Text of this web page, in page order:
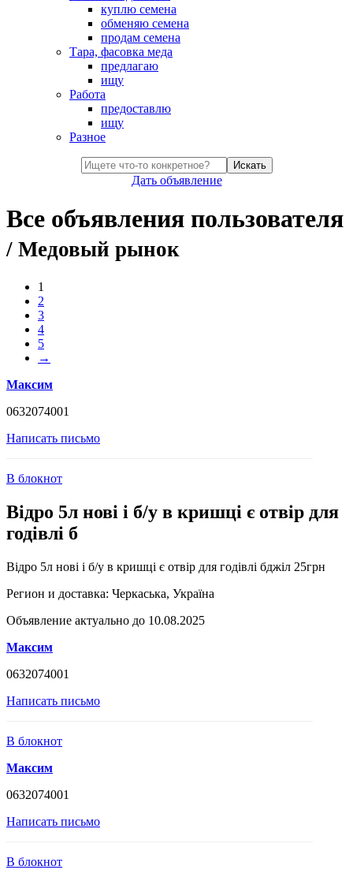
куплю семена
обменяю семена
продам семена
Тара, фасовка меда
предлагаю
ищу
Работа
предоставлю
ищу
Разное
Искать
Дать объявление
Все объявления пользователя
/ Медовый рынок
1
2
3
4
5
→
Максим
0632074001
Написать письмо
В блокнот
Відро 5л нові і б/у в кришці є отвір для
годівлі б
Відро 5л нові і б/у в кришці є отвір для годівлі бджіл 25грн
Регион и доставка: Черкаська, Україна
Объявление актуально до 10.08.2025
Максим
0632074001
Написать письмо
В блокнот
Максим
0632074001
Написать письмо
В блокнот